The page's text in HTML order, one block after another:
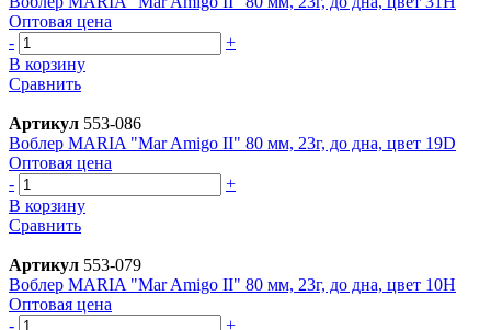
Оптовая цена
-
+
В корзину
Сравнить
Артикул 553-086
Воблер MARIA "Mar Amigo II" 80 мм, 23г, до дна, цвет 19D
Оптовая цена
-
+
В корзину
Сравнить
Артикул 553-079
Воблер MARIA "Mar Amigo II" 80 мм, 23г, до дна, цвет 10H
Оптовая цена
-
+